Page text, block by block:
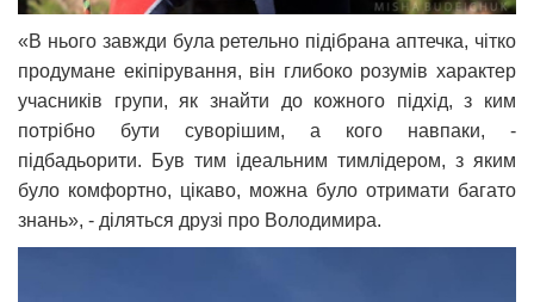
«В нього завжди була ретельно підібрана аптечка, чітко
продумане екіпірування, він глибоко розумів характер
учасників групи, як знайти до кожного підхід, з ким
потрібно бути суворішим, а кого навпаки, -
підбадьорити. Був тим ідеальним тимлідером, з яким
було комфортно, цікаво, можна було отримати багато
знань», - діляться друзі про Володимира.